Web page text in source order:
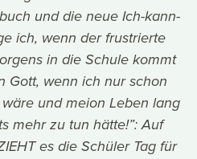
und die neue Ich-kann-
ich, wenn der frustrierte
in die Schule kommt
Gott, wenn ich nur schon
und meion Leben lang
mehr zu tun hätte!”: Auf
es die Schüler Tag für